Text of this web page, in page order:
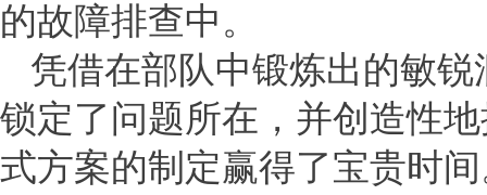
的故障排查中。
凭借在部队中锻炼出的敏
锁定了问题所在，并创造性
式方案的制定赢得了宝贵时